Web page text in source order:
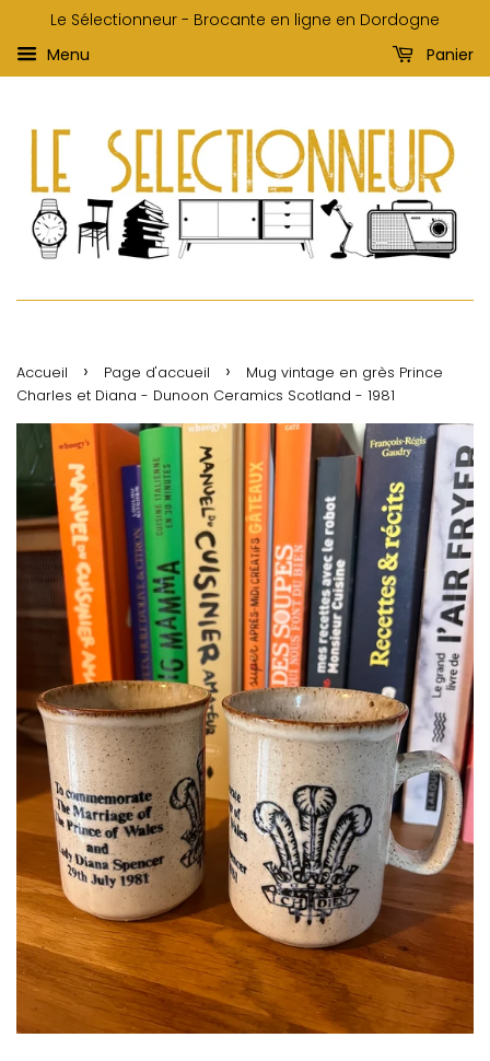
Le Sélectionneur - Brocante en ligne en Dordogne
Menu
Panier
Accueil › Page d'accueil ›
Mug vintage en grès Prince
Charles et Diana - Dunoon Ceramics Scotland - 1981